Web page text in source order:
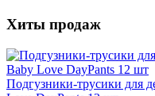
Хиты продаж
Подгузники-трусики для